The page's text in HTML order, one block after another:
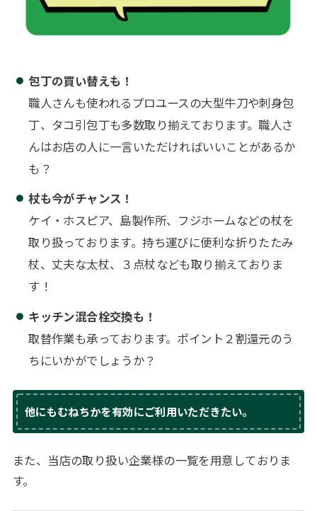
包丁の買い替えも！
職人さんも使われるプロユースの大型牛刀や刺身包
丁、タコ引包丁も多数取り揃えております。職人さ
んはお店の人に一言いただければいいことがあるか
も？
杖も今がチャンス！
ケイ・ホスピア、島製作所、フジホームなどの杖を
取り扱っております。持ち運びに便利な折りたたみ
杖、丈夫な太杖、３点杖なども取り揃えておりま
す！
キッチン混合栓交換も！
取替作業も承っております。ポイント２割還元のう
ちにいかがでしょうか？
他にもむねちかを有効にご利用いただきたい。
また、当店の取り扱い企業様の一覧を用意しておりま
す。